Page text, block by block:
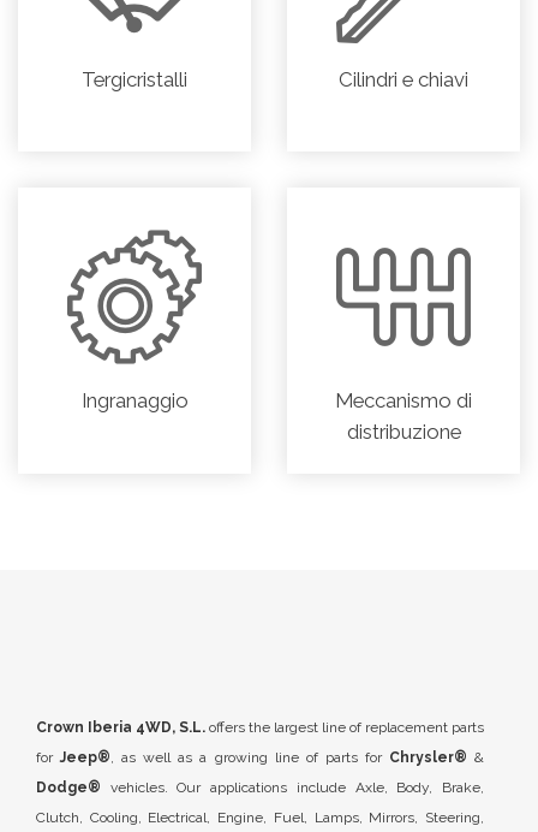
Tergicristalli Cilindri e chiavi
Ingranaggio
Meccanismo di
distribuzione
Crown Iberia 4WD, S.L. offers the largest line of replacement parts
forJeep®, as well as a growing line of parts for Chrysler® &
Dodge® vehicles. Our applications include Axle, Body, Brake,
Clutch, Cooling, Electrical, Engine, Fuel, Lamps, Mirrors, Steering,